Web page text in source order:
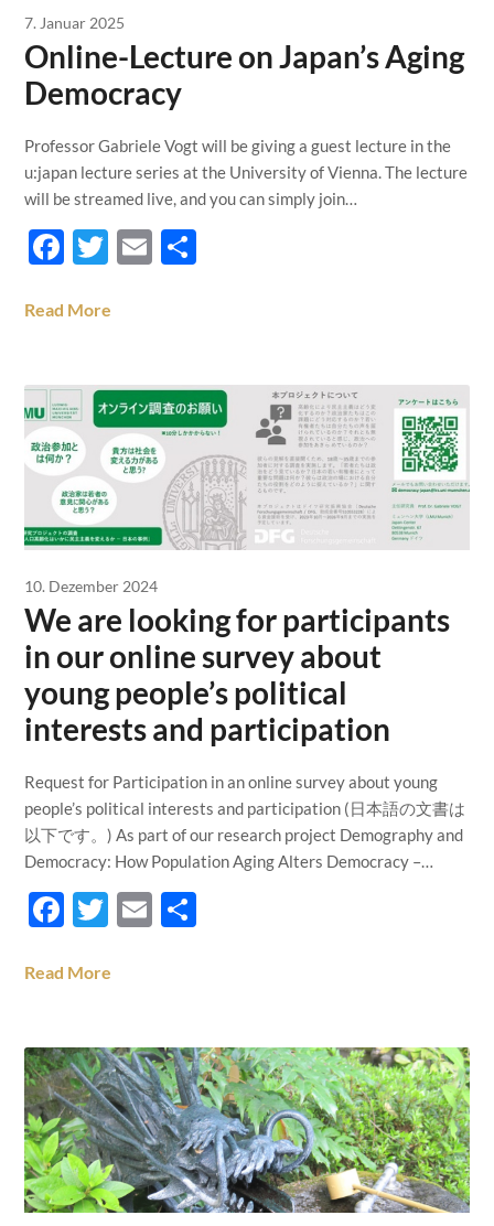
7. Januar 2025
Online-Lecture on Japan’s Aging
Democracy
Professor Gabriele Vogt will be giving a guest lecture in the
u:japan lecture series at the University of Vienna. The lecture
will be streamed live, and you can simply join…
Facebook
Twitter
Email
Read More
10. Dezember 2024
We are looking for participants
in our online survey about
young people’s political
interests and participation
Request for Participation in an online survey about young
people’s political interests and participation (日本語の文書は
以下です。) As part of our research project Demography and
Democracy: How Population Aging Alters Democracy –…
Facebook
Twitter
Email
Read More